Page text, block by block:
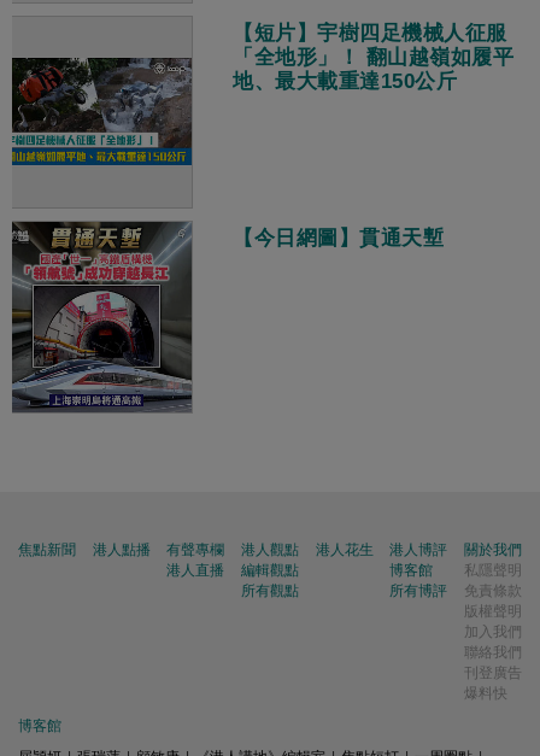
【短片】宇樹四足機械人征服
「全地形」！ 翻山越嶺如履平
地、最大載重達150公斤
【今日網圖】貫通天塹
焦點新聞 港人點播
有聲專欄
港人直播
港人觀點
編輯觀點
所有觀點
港人花生
港人博評
博客館
所有博評
關於我們
私隱聲明
免責條款
版權聲明
加入我們
聯絡我們
刊登廣告
爆料快
博客館